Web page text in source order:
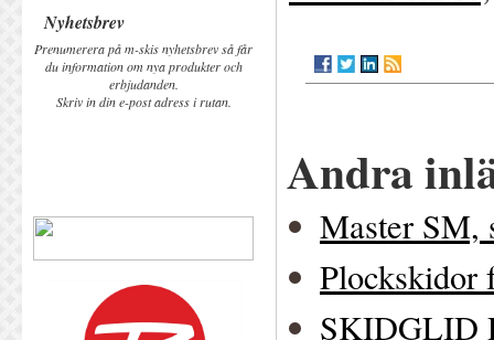
Nyhetsbrev
Prenumerera på m-skis nyhetsbrev så får
du information om nya produkter och
erbjudanden.
Skriv in din e-post adress i rutan.
Andra
Master SM,
Plockskidor
SKIDGLID